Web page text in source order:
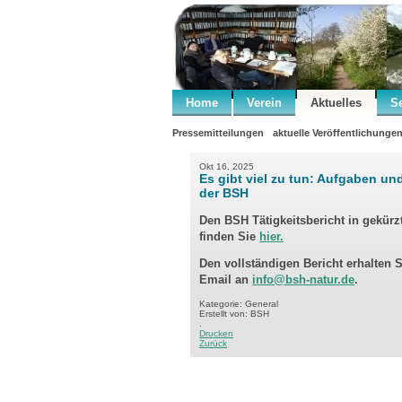
Home Verein Aktuelles
Pressemitteilungen aktuelle Veröffentlichungen
Okt 16, 2025
Es gibt viel zu tun: Aufgaben
der BSH
Den BSH Tätigkeitsbericht in
finden Sie hier.
Den vollständigen Bericht erhalten
Email an info@bsh-natur.de.
Kategorie: General
Erstellt von: BSH
Drucken
Zurück